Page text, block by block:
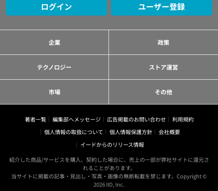
ログイン ユーザー登録
企業 政策
テクノロジー ストア運営
市場 その他
著者一覧 編集部へメッセージ 広告掲載のお問い合わせ
利用規約
個人情報の取扱について
個人情報保護方針
会社概要
イードからのリリース情報
紹介した商品/サービスを購入、契約した場合に、売上の一部が弊社サイトに還元さ
れることがあります。
当サイトに掲載の記事・見出し・写真・画像の無断転載を禁じます。Copyright ©
2026 IID, Inc.